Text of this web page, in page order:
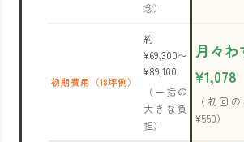
念）
初期費用（18坪例）
約
¥69,300〜
¥89,100
（一括の
大きな負
担）
月々わ
¥1,078
（初回
¥550）